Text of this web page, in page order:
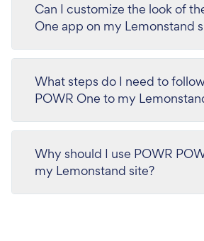
Can I customize the look of
One app on my Lemonstand
What steps do I need to
POWR One to my
Why should I use POWR
my Lemonstand site?